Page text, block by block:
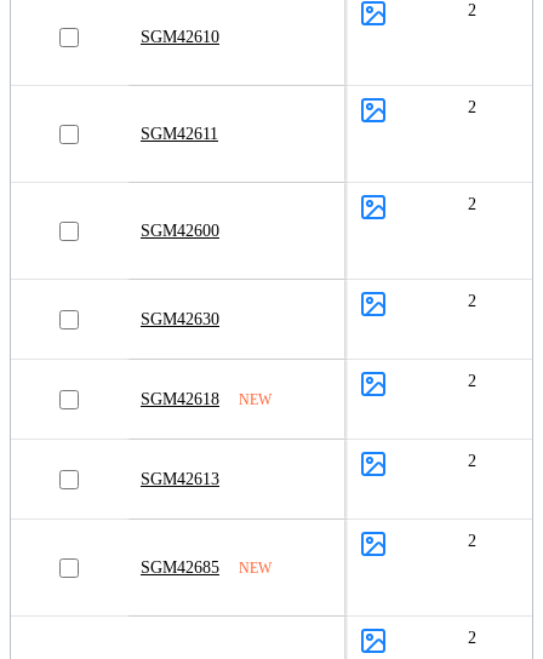
SGM42610
2
SGM42611
2
SGM42600
2
SGM42630
2
SGM42618 NEW
2
SGM42613
2
SGM42685 NEW
2
2